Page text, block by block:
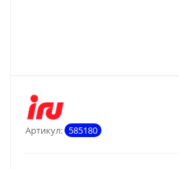
Артикул: 585180